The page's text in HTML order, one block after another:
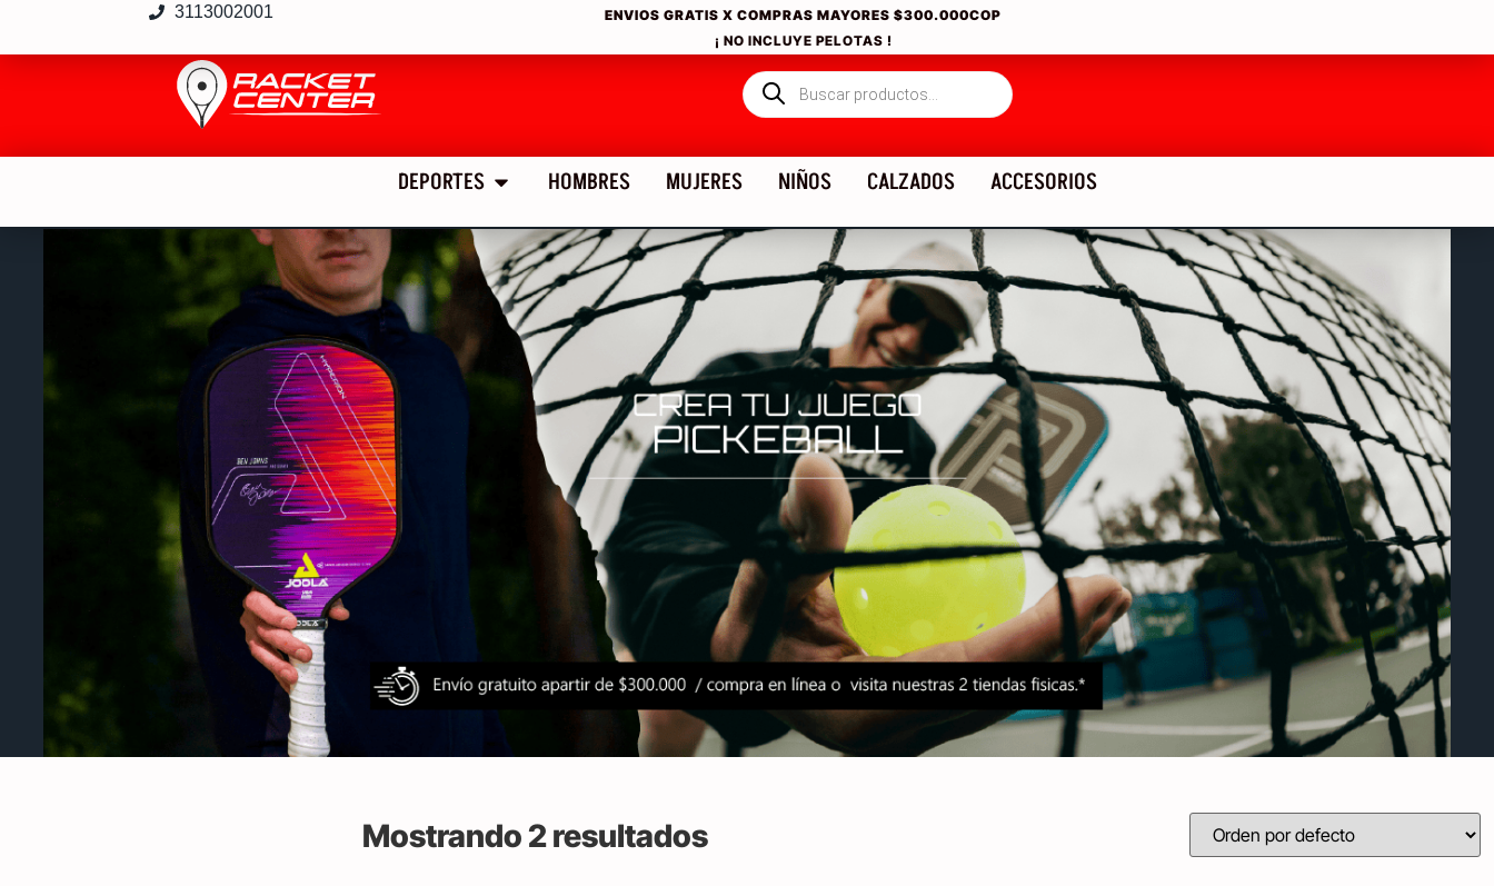
3113002001 ENVIOS GRATIS X COMPRAS MAYORES$300.000COP
¡ NO INCLUYE PELOTAS !
DEPORTES HOMBRES MUJERES NIÑOS CALZADOS ACCESORIOS
Mostrando 2 resultados